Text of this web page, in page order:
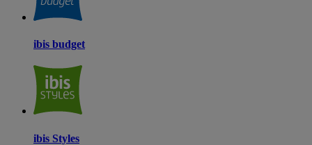
ibis budget
ibis Styles